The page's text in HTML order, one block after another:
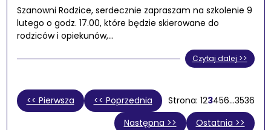
Szanowni Rodzice, serdecznie zapraszam na szkolenie 9
lutego o godz. 17.00, które będzie skierowane do
rodziców i opiekunów,…
Czytaj dalej >>
<< Pierwsza << Poprzednia 123456…3536
Następna >>
Ostatnia >>